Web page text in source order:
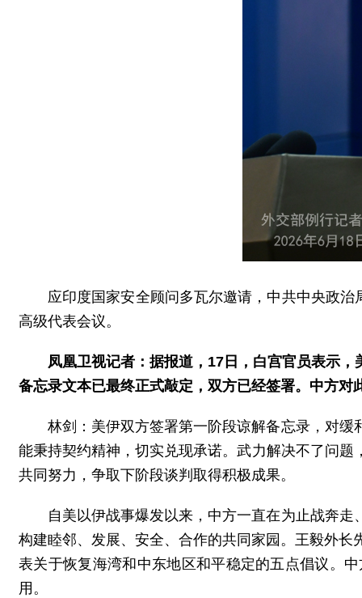
应印度国家安全顾问多瓦尔邀请，中共中央政
高级代表会议。
凤凰卫视记者：据报道，17日，白宫官员表示
备忘录文本已最终正式敲定，双方已经签署。中方对
林剑：美伊双方签署第一阶段谅解备忘录，对
能秉持契约精神，切实兑现承诺。武力解决不了问
共同努力，争取下阶段谈判取得积极成果。
自美以伊战事爆发以来，中方一直在为止战奔
构建睦邻、发展、安全、合作的共同家园。王毅外
表关于恢复海湾和中东地区和平稳定的五点倡议。
用。